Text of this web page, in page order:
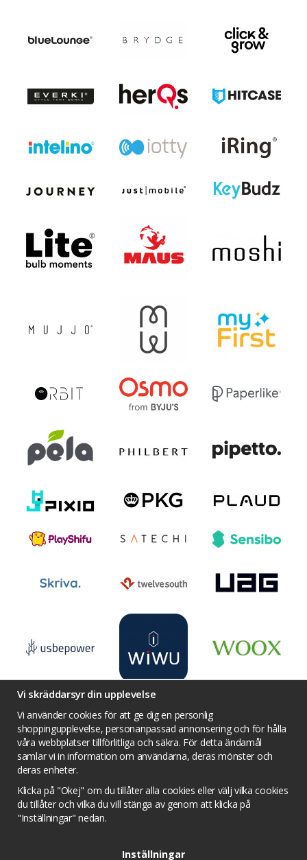
Villkor Kontakta oss
Facebook
Twitter
YouTube
Prisjakt
Integritets sekretesspolicy
Tävlingsvillkor
Om cookies
Cookie inställningar
Vi skräddarsyr din upplevelse
Vi använder cookies för att ge dig en personlig
shoppingupplevelse, personanpassad annonsering och för hålla
våra webbplatser tillförlitliga och säkra. För detta ändamål
samlar vi in information om användarna, deras mönster och
deras enheter.
Klicka på "Okej" om du tillåter alla cookies eller välj vilka cookies
du tillåter och vilka du vill stänga av genom att klicka på
"Inställningar" nedan.
Inställningar